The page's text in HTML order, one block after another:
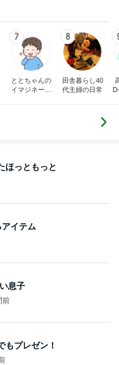
7
ととちゃんの
イマジネーシ
8
田舎暮らし40
代主婦の日常
ほっともっと
イテム
息子
前
もプレゼン！